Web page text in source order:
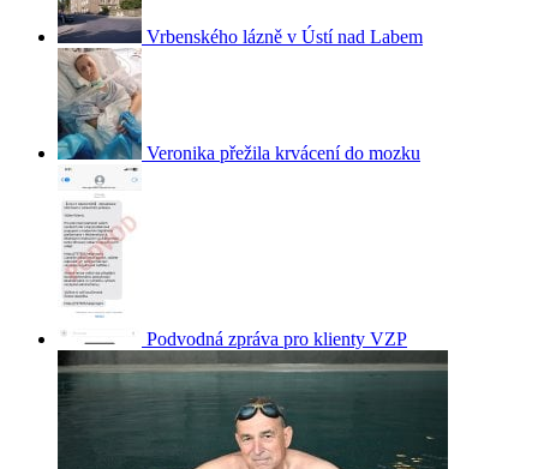
Vrbenského lázně v Ústí nad Labem
Veronika přežila krvácení do mozku
Podvodná zpráva pro klienty VZP